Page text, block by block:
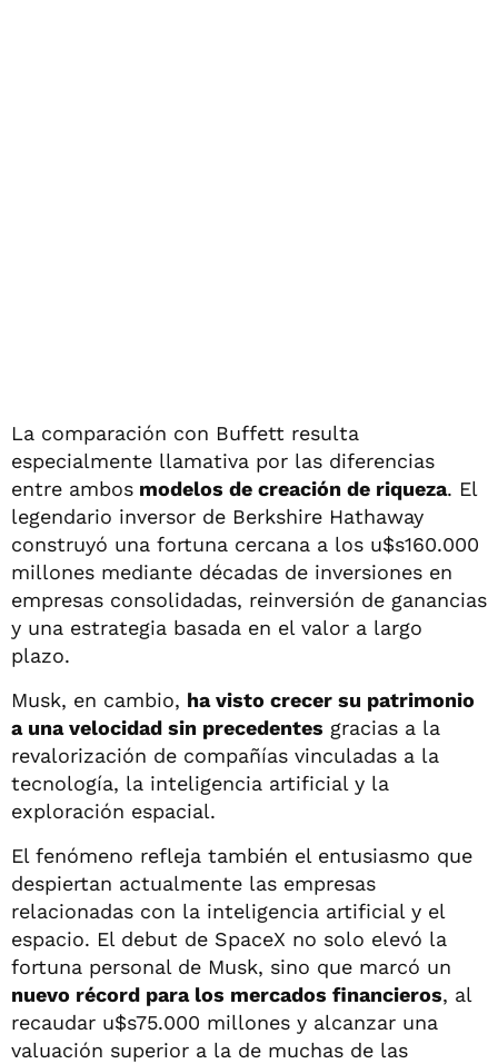
La comparación con Buffett resulta
especialmente llamativa por las diferencias
entre ambos modelos de creación de riqueza. El
legendario inversor de Berkshire Hathaway
construyó una fortuna cercana a los u$s160.000
millones mediante décadas de inversiones en
empresas consolidadas, reinversión de ganancias
y una estrategia basada en el valor a largo
plazo.
Musk, en cambio, ha visto crecer su patrimonio
a una velocidad sin precedentes gracias a la
revalorización de compañías vinculadas a la
tecnología, la inteligencia artificial y la
exploración espacial.
El fenómeno refleja también el entusiasmo que
despiertan actualmente las empresas
relacionadas con la inteligencia artificial y el
espacio. El debut de SpaceX no solo elevó la
fortuna personal de Musk, sino que marcó un
nuevo récord para los mercados financieros, al
recaudar u$s75.000 millones y alcanzar una
valuación superior a la de muchas de las